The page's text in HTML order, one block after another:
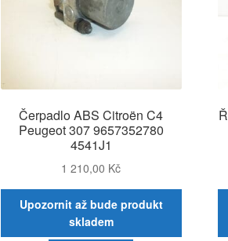
Čerpadlo ABS Citroën C4
Peugeot 307 9657352780
4541J1
1 210,00 Kč
Upozornit až bude produkt
skladem